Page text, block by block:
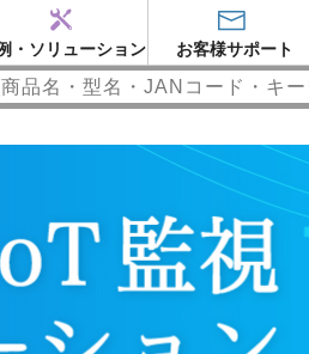
・ソリューション お客様サポート